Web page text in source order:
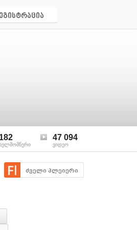
182
ხელმომწერი
47 094
ვიდეო
ძველი პლეიერი